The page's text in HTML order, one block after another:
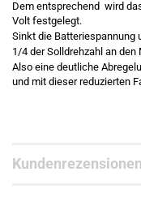
Dem entsprechend wird
Volt festgelegt.
Sinkt die Batteriespannung
1/4 der Solldrehzahl an
Also eine deutliche
und mit dieser reduzierten
Kundenrezensionen